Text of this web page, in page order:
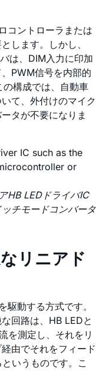
コントローラまたは
します。しかし、
は、DIM入力に印加
PWM信号を内部的
の構成では、自動車
て、外付けのマイク
タが不要になりま
HB LEDドライバIC
チモードコンバータ
リニアド
動する方式です。
回路は、HB LEDと
を測定し、それをリ
由でそれをフィード
いうものです。こ